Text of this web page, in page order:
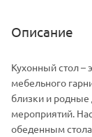
Описание
Кухонный стол –
мебельного
близки и
мероприятий.
обеденным